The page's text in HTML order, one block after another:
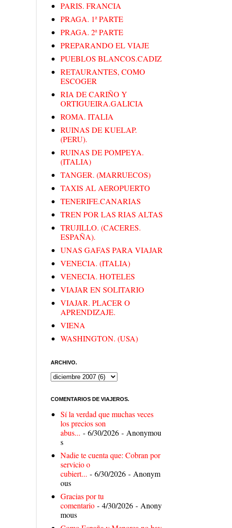
PARIS. FRANCIA
PRAGA. 1ª PARTE
PRAGA. 2ª PARTE
PREPARANDO EL VIAJE
PUEBLOS BLANCOS.CADIZ
RETAURANTES, COMO
ESCOGER
RIA DE CARIÑO Y
ORTIGUEIRA.GALICIA
ROMA. ITALIA
RUINAS DE KUELAP.
(PERU).
RUINAS DE POMPEYA.
(ITALIA)
TANGER. (MARRUECOS)
TAXIS AL AEROPUERTO
TENERIFE.CANARIAS
TREN POR LAS RIAS ALTAS
TRUJILLO. (CACERES.
ESPAÑA).
UNAS GAFAS PARA VIAJAR
VENECIA. (ITALIA)
VENECIA. HOTELES
VIAJAR EN SOLITARIO
VIAJAR. PLACER O
APRENDIZAJE.
VIENA
WASHINGTON. (USA)
ARCHIVO.
COMENTARIOS DE VIAJEROS.
Sí la verdad que muchas veces
los precios son
abus... - 6/30/2026 - Anonymou
s
Nadie te cuenta que: Cobran por
servicio o
cubiert... - 6/30/2026 - Anonym
ous
Gracias por tu
comentario - 4/30/2026 - Anony
mous